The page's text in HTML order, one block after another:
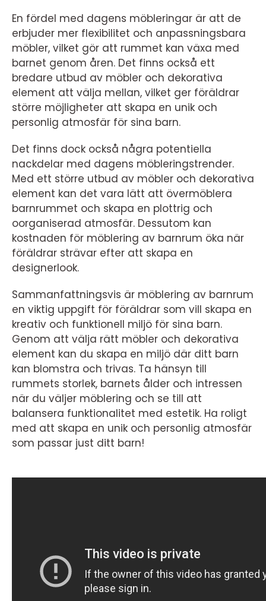
En fördel med dagens möbleringar är att de
erbjuder mer flexibilitet och anpassningsbara
möbler, vilket gör att rummet kan växa med
barnet genom åren. Det finns också ett
bredare utbud av möbler och dekorativa
element att välja mellan, vilket ger föräldrar
större möjligheter att skapa en unik och
personlig atmosfär för sina barn.
Det finns dock också några potentiella
nackdelar med dagens möbleringstrender.
Med ett större utbud av möbler och dekorativa
element kan det vara lätt att övermöblera
barnrummet och skapa en plottrig och
oorganiserad atmosfär. Dessutom kan
kostnaden för möblering av barnrum öka när
föräldrar strävar efter att skapa en
designerlook.
Sammanfattningsvis är möblering av barnrum
en viktig uppgift för föräldrar som vill skapa en
kreativ och funktionell miljö för sina barn.
Genom att välja rätt möbler och dekorativa
element kan du skapa en miljö där ditt barn
kan blomstra och trivas. Ta hänsyn till
rummets storlek, barnets ålder och intressen
när du väljer möblering och se till att
balansera funktionalitet med estetik. Ha roligt
med att skapa en unik och personlig atmosfär
som passar just ditt barn!